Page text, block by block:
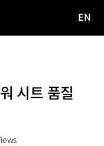
EN
시트 품질